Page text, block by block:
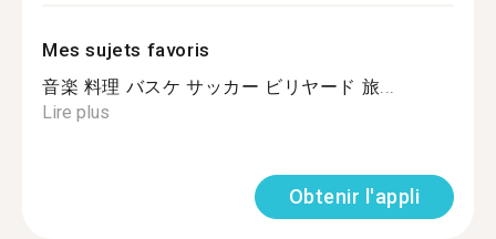
Mes sujets favoris
音楽 料理 バスケ サッカー ビリヤード 旅...
Lire plus
Obtenir l'appli